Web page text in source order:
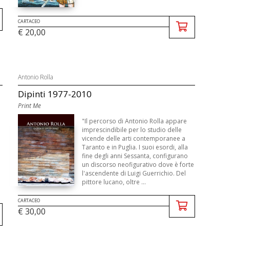
CARTACEO
€ 20,00
Antonio Rolla
Dipinti 1977-2010
Print Me
"Il percorso di Antonio Rolla appare
imprescindibile per lo studio delle
vicende delle arti contemporanee a
Taranto e in Puglia. I suoi esordi, alla
fine degli anni Sessanta, configurano
un discorso neofigurativo dove è forte
l'ascendente di Luigi Guerrichio. Del
pittore lucano, oltre ...
CARTACEO
€ 30,00